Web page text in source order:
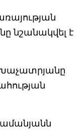
նշանակվել է
Խաչատրյանը